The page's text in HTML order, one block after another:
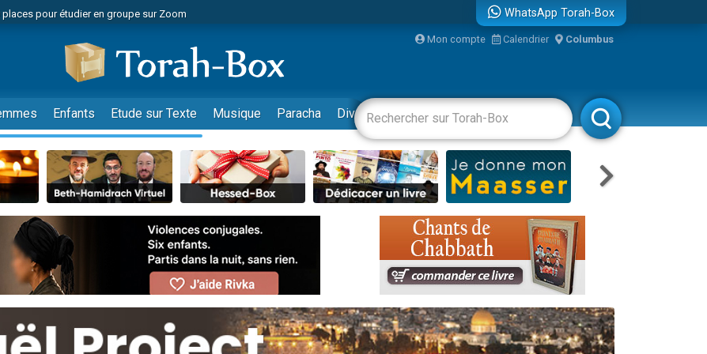
places pour étudier en groupe sur Zoom
de nous rejoindre sur WhatsApp
de nous rejoindre sur WhatsApp
viennent de faire un don pour Reloger Rivka, 6 enfants, victime de violences...
viennent de faire un don pour 1 Journée de Vacances Pour les Enfants
de demander une bénédiction
de nous rejoindre sur WhatsApp
places pour étudier en groupe sur Zoom
son Maasser
de nous rejoindre sur WhatsApp
de nous rejoindre sur WhatsApp
donner son Maasser
viennent de faire un don pour 5 jours de vacances aux Orphelins
de nous rejoindre sur WhatsApp
WhatsApp Torah-Box
Mon compte Calendrier Columbus
Enfants Etude sur Texte Musique Paracha Divertissements Livres Rabbanim